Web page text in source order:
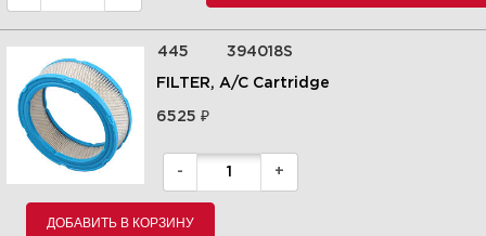
Увеличить
445 394018S
FILTER, A/C Cartridge
6525₽
- +
ДОБАВИТЬ В КОРЗИНУ